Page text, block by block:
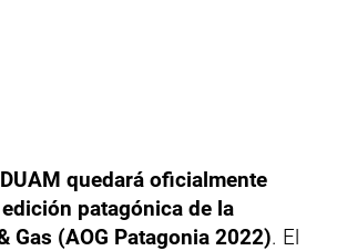
quedará oficialmente
patagónica de la
Gas (AOG Patagonia 2022). El